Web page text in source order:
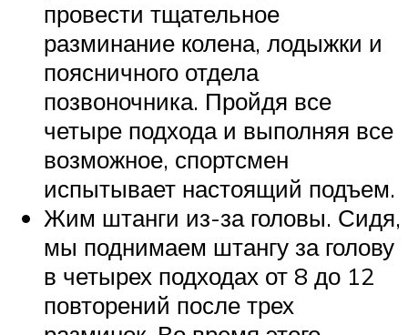
провести тщательное
разминание колена, лодыжки и
поясничного отдела
позвоночника. Пройдя все
четыре подхода и выполняя все
возможное, спортсмен
испытывает настоящий подъем.
Жим штанги из-за головы. Сидя,
мы поднимаем штангу за голову
в четырех подходах от 8 до 12
повторений после трех